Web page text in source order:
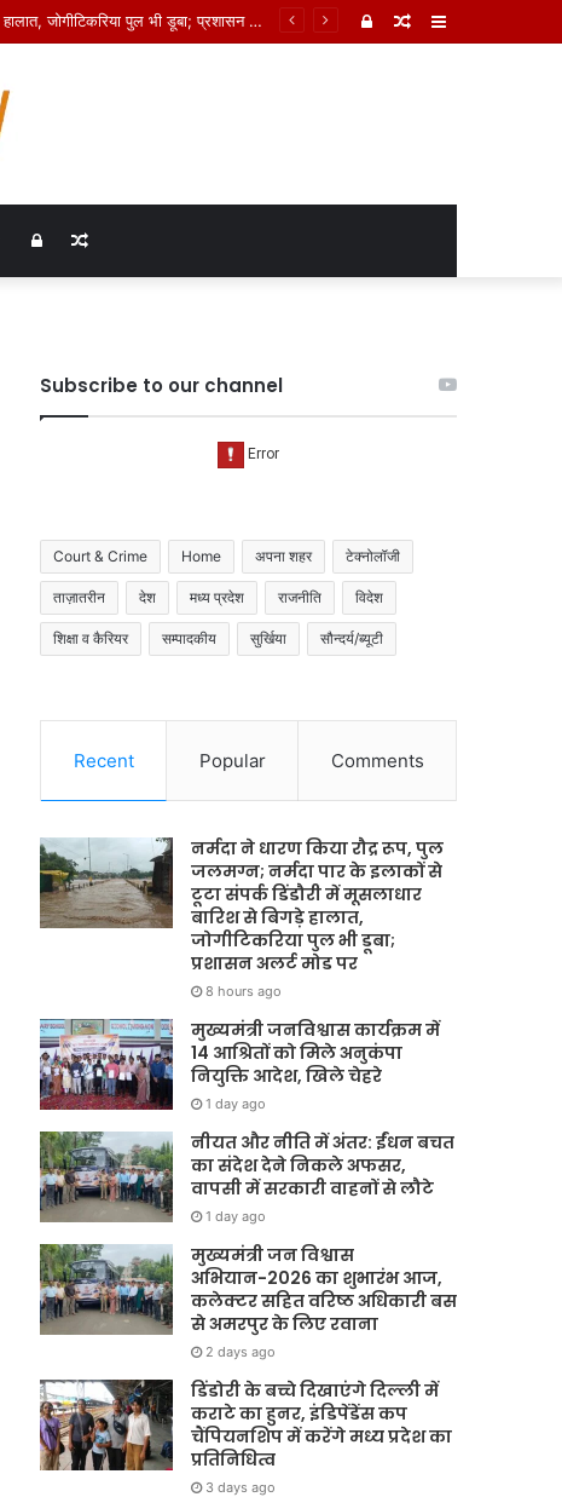
Random
Log
Random
Log
Subscribe to our channel
Court & Crime Home अपना शहर टेक्नोलॉजी
ताज़ातरीन देश मध्य प्रदेश राजनीति विदेश
शिक्षा व कैरियर सम्पादकीय सुर्खिया सौन्दर्य/ब्यूटी
Recent Popular Comments
नर्मदा ने धारण किया रौद्र रूप, पुल
जलमग्न; नर्मदा पार के इलाकों से
टूटा संपर्क डिंडौरी में मूसलाधार
बारिश से बिगड़े हालात,
जोगीटिकरिया पुल भी डूबा;
प्रशासन अलर्ट मोड पर
8 hours ago
मुख्यमंत्री जनविश्वास कार्यक्रम में
14 आश्रितों को मिले अनुकंपा
नियुक्ति आदेश, खिले चेहरे
1 day ago
नीयत और नीति में अंतर: ईंधन बचत
का संदेश देने निकले अफसर,
वापसी में सरकारी वाहनों से लौटे
1 day ago
मुख्यमंत्री जन विश्वास
अभियान-2026 का शुभारंभ आज,
कलेक्टर सहित वरिष्ठ अधिकारी बस
से अमरपुर के लिए रवाना
2 days ago
डिंडोरी के बच्चे दिखाएंगे दिल्ली में
कराटे का हुनर, इंडिपेंडेंस कप
चैंपियनशिप में करेंगे मध्य प्रदेश का
प्रतिनिधित्व
3 days ago